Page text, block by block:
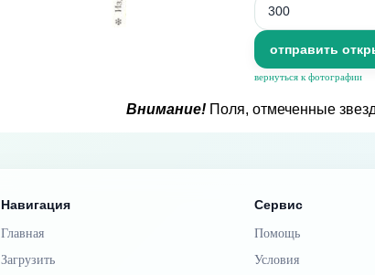
вернуться к фотографии
Внимание! Поля, отмеченные
Навигация
Главная
Загрузить
Сервис
Помощь
Условия